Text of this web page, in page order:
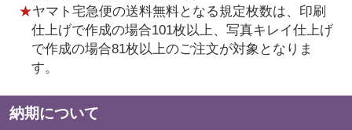
★ヤマト宅急便の送料無料となる規定枚数は、印刷
仕上げで作成の場合101枚以上、写真キレイ仕上げ
で作成の場合81枚以上のご注文が対象となりま
す。
納期について